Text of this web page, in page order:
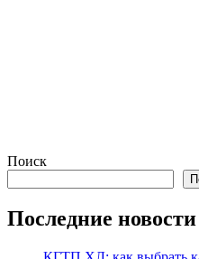
Поиск
Последние новости